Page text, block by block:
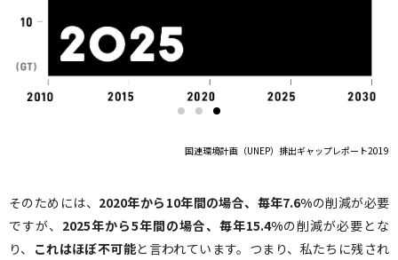
国連環境計画（UNEP）排出ギャップレポート2019
そのためには、 2020年から10年間の場合、毎年7.6%の削減が必要
ですが、 2025年から5年間の場合、毎年15.4%の削減が必要とな
り、
これはほぼ不可能と言われています。つまり、私たちに残され